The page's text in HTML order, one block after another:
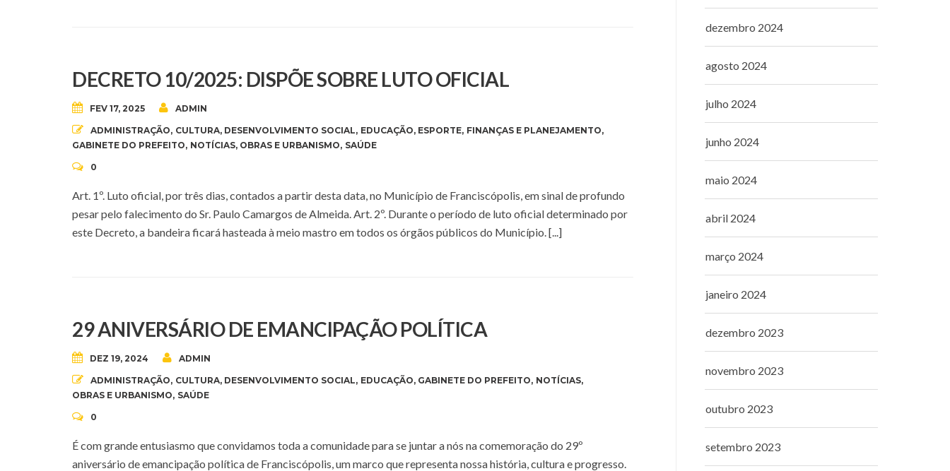
DECRETO 10/2025: DISPÕE SOBRE LUTO OFICIAL
FEV 17, 2025 ADMIN
ADMINISTRAÇÃO, CULTURA, DESENVOLVIMENTO SOCIAL, EDUCAÇÃO, ESPORTE, FINANÇAS E PLANEJAMENTO,
GABINETE DO PREFEITO, NOTÍCIAS, OBRAS E URBANISMO, SAÚDE
0
Art. 1º. Luto oficial, por três dias, contados a partir desta data, no Município de Franciscópolis, em sinal de profundo
pesar pelo falecimento do Sr. Paulo Camargos de Almeida. Art. 2º. Durante o período de luto oficial determinado por
este Decreto, a bandeira ficará hasteada à meio mastro em todos os órgãos públicos do Município. [...]
29 ANIVERSÁRIO DE EMANCIPAÇÃO POLÍTICA
DEZ 19, 2024 ADMIN
ADMINISTRAÇÃO, CULTURA, DESENVOLVIMENTO SOCIAL, EDUCAÇÃO, GABINETE DO PREFEITO, NOTÍCIAS,
OBRAS E URBANISMO, SAÚDE
0
É com grande entusiasmo que convidamos toda a comunidade para se juntar a nós na comemoração do 29º
aniversário de emancipação política de Franciscópolis, um marco que representa nossa história, cultura e progresso.
dezembro 2024
agosto 2024
julho 2024
junho 2024
maio 2024
abril 2024
março 2024
janeiro 2024
dezembro 2023
novembro 2023
outubro 2023
setembro 2023